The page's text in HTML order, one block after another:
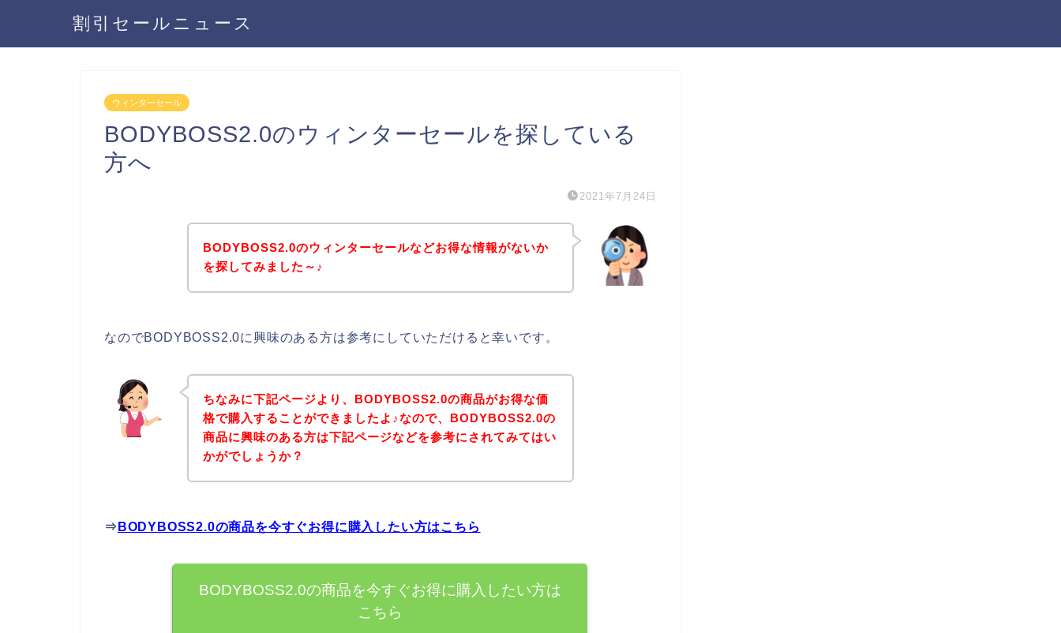
割引セールニュース
ウィンターセール
BODYBOSS2.0のウィンターセールを探している
方へ
2021年7月24日
BODYBOSS2.0のウィンターセールなどお得な情報がないか
を探してみました～♪
なのでBODYBOSS2.0に興味のある方は参考にしていただけると幸いです。
ちなみに下記ページより、BODYBOSS2.0の商品がお得な価
格で購入することができましたよ♪なので、BODYBOSS2.0の
商品に興味のある方は下記ページなどを参考にされてみてはい
かがでしょうか？
⇒ BODYBOSS2.0の商品を今すぐお得に購入したい方はこちら
BODYBOSS2.0の商品を今すぐお得に購入したい方は
こちら